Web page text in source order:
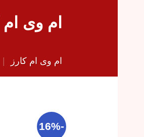
ام وی ام
ام وی ام کارز |
-16%